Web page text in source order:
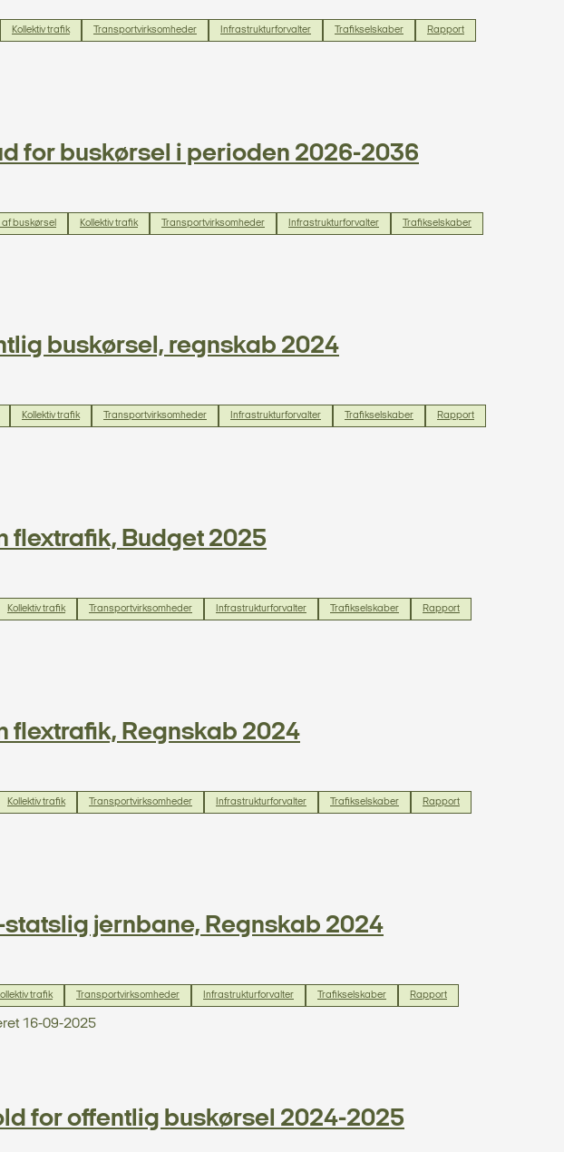
Kollektiv trafik Transportvirksomheder Infrastrukturforvalter Trafikselskaber Rapport
for buskørsel i perioden 2026-2036
buskørsel Kollektiv trafik Transportvirksomheder Infrastrukturforvalter Trafikselskaber
buskørsel, regnskab 2024
Kollektiv trafik Transportvirksomheder Infrastrukturforvalter Trafikselskaber Rapport
flextrafik, Budget 2025
Kollektiv trafik Transportvirksomheder Infrastrukturforvalter Trafikselskaber Rapport
flextrafik, Regnskab 2024
Kollektiv trafik Transportvirksomheder Infrastrukturforvalter Trafikselskaber Rapport
jernbane, Regnskab 2024
trafik Transportvirksomheder Infrastrukturforvalter Trafikselskaber Rapport
16-09-2025
for offentlig buskørsel 2024-2025